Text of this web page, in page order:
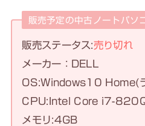
販売予定の中古ノートパソ
販売ステータス:売り切れ
メーカー：DELL
OS:Windows10 Home(
CPU:Intel Core i7-
メモリ:4GB